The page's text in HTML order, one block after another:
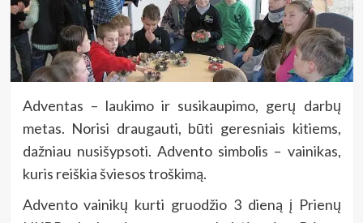
Adventas – laukimo ir susikaupimo, gerų darbų
metas. Norisi draugauti, būti geresniais kitiems,
dažniau nusišypsoti. Advento simbolis – vainikas,
kuris reiškia šviesos troškimą.
Advento vainikų kurti gruodžio 3 dieną į Prienų